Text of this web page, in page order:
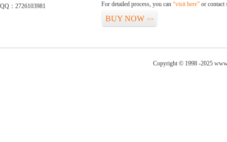
QQ：2726103981
For detailed process, you can “visit here” or contact
BUY NOW >>
Copyright © 1998 -2025